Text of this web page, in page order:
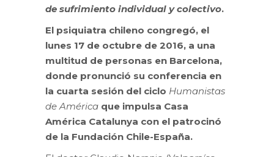
de sufrimiento individual y colectivo.
El psiquiatra chileno congregó, el
lunes 17 de octubre de 2016, a una
multitud de personas en Barcelona,
donde pronunció su conferencia en
la cuarta sesión del ciclo Humanistas
de América que impulsa Casa
América Catalunya con el patrocinó
de la Fundación Chile-España.